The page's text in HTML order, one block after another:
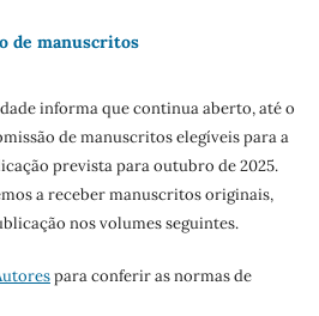
de manuscritos
informa que continua aberto, até o
de manuscritos elegíveis para a
prevista para outubro de 2025.
a receber manuscritos originais,
nos volumes seguintes.
para conferir as normas de